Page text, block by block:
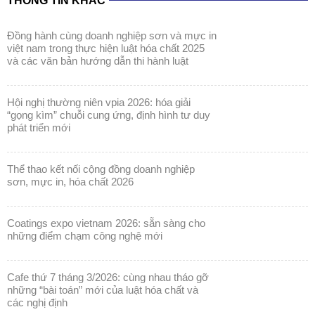
đồng hành cùng doanh nghiệp sơn và mực in
việt nam trong thực hiện luật hóa chất 2025
và các văn bản hướng dẫn thi hành luật
hội nghị thường niên vpia 2026: hóa giải
“gọng kìm” chuỗi cung ứng, định hình tư duy
phát triển mới
thể thao kết nối cộng đồng doanh nghiệp
sơn, mực in, hóa chất 2026
coatings expo vietnam 2026: sẵn sàng cho
những điểm chạm công nghệ mới
cafe thứ 7 tháng 3/2026: cùng nhau tháo gỡ
những “bài toán” mới của luật hóa chất và
các nghị định